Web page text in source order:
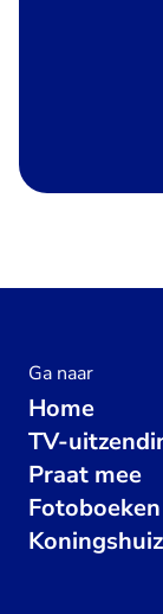
Ga naar
Home
TV-
Praat mee
Fotoboeken